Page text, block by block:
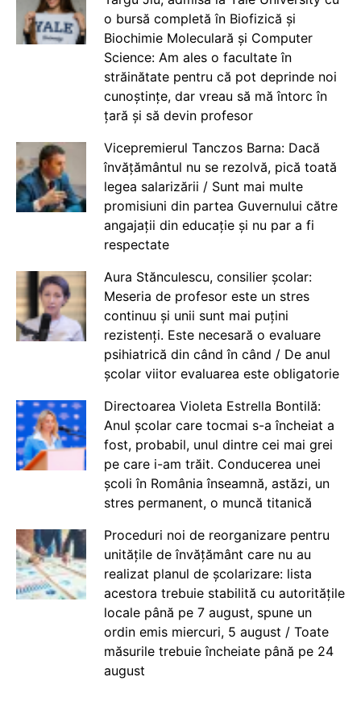
o bursă completă în Biofizică și
Biochimie Moleculară și Computer
Science: Am ales o facultate în
străinătate pentru că pot deprinde noi
cunoștințe, dar vreau să mă întorc în
țară și să devin profesor
Vicepremierul Tanczos Barna: Dacă
învățământul nu se rezolvă, pică toată
legea salarizării / Sunt mai multe
promisiuni din partea Guvernului către
angajații din educație și nu par a fi
respectate
Aura Stănculescu, consilier școlar:
Meseria de profesor este un stres
continuu și unii sunt mai puțini
rezistenți. Este necesară o evaluare
psihiatrică din când în când / De anul
școlar viitor evaluarea este obligatorie
Directoarea Violeta Estrella Bontilă:
Anul școlar care tocmai s-a încheiat a
fost, probabil, unul dintre cei mai grei
pe care i-am trăit. Conducerea unei
școli în România înseamnă, astăzi, un
stres permanent, o muncă titanică
Proceduri noi de reorganizare pentru
unitățile de învățământ care nu au
realizat planul de școlarizare: lista
acestora trebuie stabilită cu autoritățile
locale până pe 7 august, spune un
ordin emis miercuri, 5 august / Toate
măsurile trebuie încheiate până pe 24
august